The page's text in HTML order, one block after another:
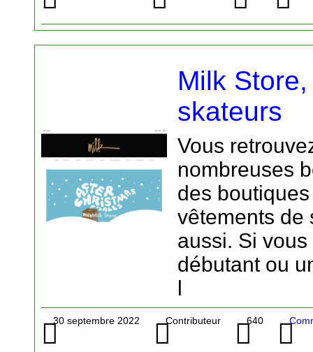
Milk
skateurs
Vous
nombreuses
des
vêtements de
aussi. Si
débutant ou
30 septembre 2022 Contributeur 640